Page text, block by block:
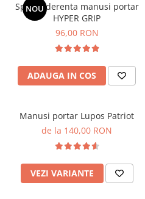
NOU
Spray aderenta manusi portar
HYPER GRIP
96,00 RON
ADAUGA IN COS
Manusi portar Lupos Patriot
de la 140,00 RON
VEZI VARIANTE